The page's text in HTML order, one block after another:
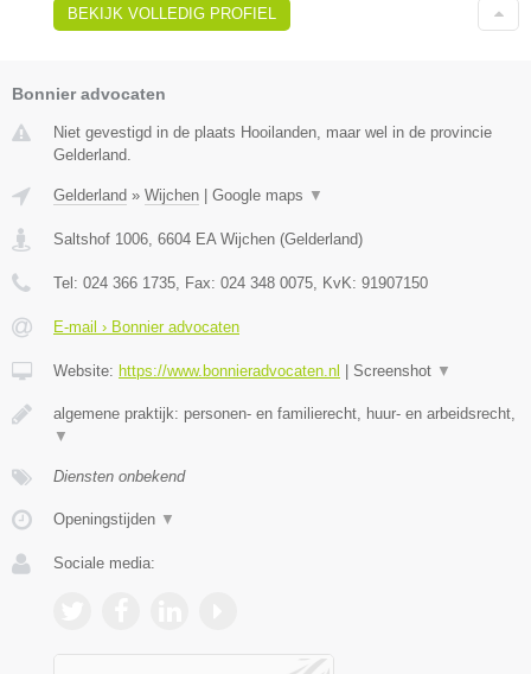
BEKIJK VOLLEDIG PROFIEL
Bonnier advocaten
Niet gevestigd in de plaats Hooilanden, maar wel in de provincie
Gelderland.
Gelderland » Wijchen Google maps ▼
Saltshof 1006, 6604 EA Wijchen (Gelderland)
Tel: 024 366 1735, Fax: 024 348 0075, KvK: 91907150
E-mail › Bonnier advocaten
Website: https://www.bonnieradvocaten.nl Screenshot ▼
algemene praktijk: personen- en familierecht, huur- en arbeidsrecht,
▼
Diensten onbekend
Openingstijden ▼
Sociale media: